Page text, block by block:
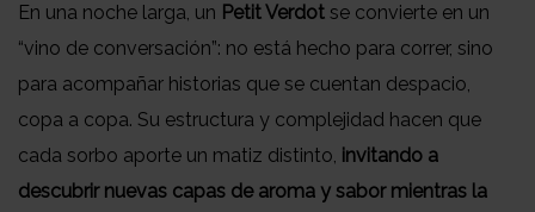
En una noche larga, un Petit Verdot se convierte en un
“vino de conversación”: no está hecho para correr, sino
para acompañar historias que se cuentan despacio,
copa a copa. Su estructura y complejidad hacen que
cada sorbo aporte un matiz distinto, invitando a
descubrir nuevas capas de aroma y sabor mientras la